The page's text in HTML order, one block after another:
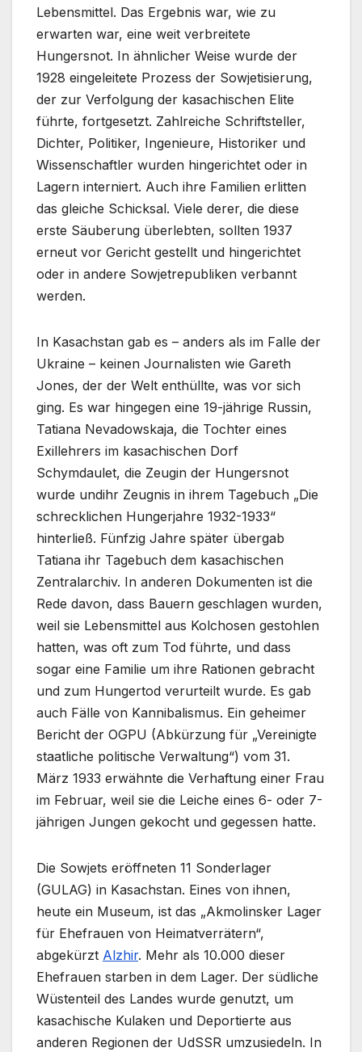
Lebensmittel. Das Ergebnis war, wie zu
erwarten war, eine weit verbreitete
Hungersnot. In ähnlicher Weise wurde der
1928 eingeleitete Prozess der Sowjetisierung,
der zur Verfolgung der kasachischen Elite
führte, fortgesetzt. Zahlreiche Schriftsteller,
Dichter, Politiker, Ingenieure, Historiker und
Wissenschaftler wurden hingerichtet oder in
Lagern interniert. Auch ihre Familien erlitten
das gleiche Schicksal. Viele derer, die diese
erste Säuberung überlebten, sollten 1937
erneut vor Gericht gestellt und hingerichtet
oder in andere Sowjetrepubliken verbannt
werden.
In Kasachstan gab es – anders als im Falle der
Ukraine – keinen Journalisten wie Gareth
Jones, der der Welt enthüllte, was vor sich
ging. Es war hingegen eine 19-jährige Russin,
Tatiana Nevadowskaja, die Tochter eines
Exillehrers im kasachischen Dorf
Schymdaulet, die Zeugin der Hungersnot
wurde undihr Zeugnis in ihrem Tagebuch „Die
schrecklichen Hungerjahre 1932-1933“
hinterließ. Fünfzig Jahre später übergab
Tatiana ihr Tagebuch dem kasachischen
Zentralarchiv. In anderen Dokumenten ist die
Rede davon, dass Bauern geschlagen wurden,
weil sie Lebensmittel aus Kolchosen gestohlen
hatten, was oft zum Tod führte, und dass
sogar eine Familie um ihre Rationen gebracht
und zum Hungertod verurteilt wurde. Es gab
auch Fälle von Kannibalismus. Ein geheimer
Bericht der OGPU (Abkürzung für „Vereinigte
staatliche politische Verwaltung“) vom 31.
März 1933 erwähnte die Verhaftung einer Frau
im Februar, weil sie die Leiche eines 6- oder 7-
jährigen Jungen gekocht und gegessen hatte.
Die Sowjets eröffneten 11 Sonderlager
(GULAG) in Kasachstan. Eines von ihnen,
heute ein Museum, ist das „Akmolinsker Lager
für Ehefrauen von Heimatverrätern“,
abgekürzt Alzhir. Mehr als 10.000 dieser
Ehefrauen starben in dem Lager. Der südliche
Wüstenteil des Landes wurde genutzt, um
kasachische Kulaken und Deportierte aus
anderen Regionen der UdSSR umzusiedeln. In